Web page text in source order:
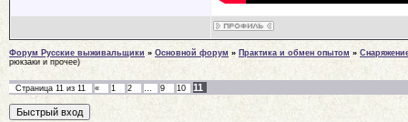
Форум Русские выживальщики » Основной форум » Практика и обмен опытом »
рюкзаки и прочее)
Страница 11 из 11 « 1 2 9 10 11